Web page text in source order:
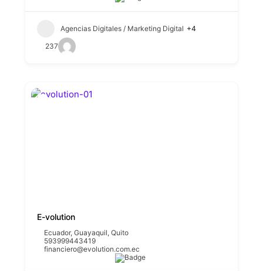
Agencias Digitales / Marketing Digital +4
237
E-volution
Ecuador,Guayaquil,Quito
593999443419
financiero@evolution.com.ec